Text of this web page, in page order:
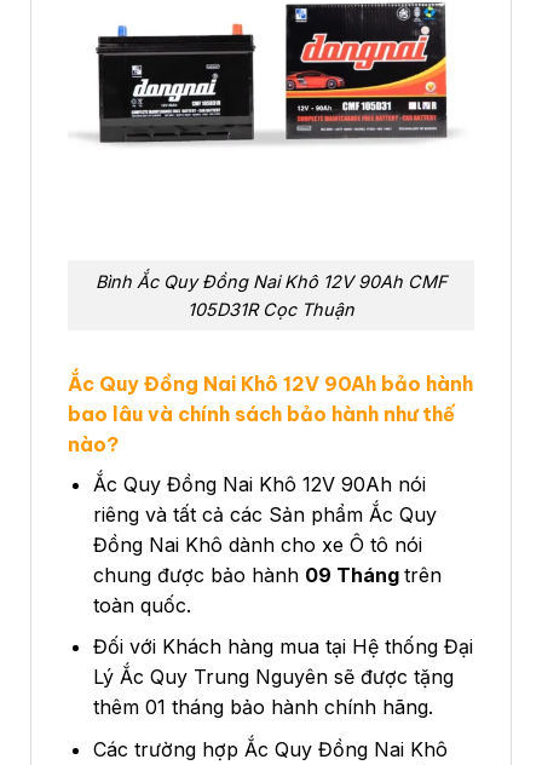
Bình Ắc Quy Đồng Nai Khô 12V 90Ah CMF
105D31R Cọc Thuận
Ắc Quy Đồng Nai Khô 12V 90Ah bảo hành
bao lâu và chính sách bảo hành như thế
nào?
Ắc Quy Đồng Nai Khô 12V 90Ah nói
riêng và tất cả các Sản phẩm Ắc Quy
Đồng Nai Khô dành cho xe Ô tô nói
chung được bảo hành 09 Tháng trên
toàn quốc.
Đối với Khách hàng mua tại Hệ thống Đại
Lý Ắc Quy Trung Nguyên sẽ được tặng
thêm 01 tháng bảo hành chính hãng.
Các trường hợp Ắc Quy Đồng Nai Khô